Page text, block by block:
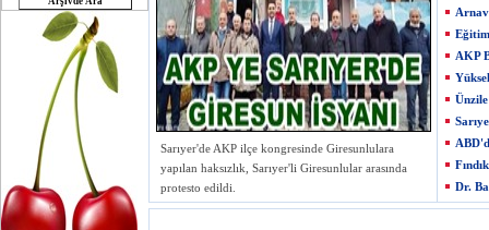
Sarıyer'de AKP ilçe kongresinde Giresunlulara
yapılan haksızlık, Sarıyer'li Giresunlular arasında
protesto edildi.
AKP
Dr.